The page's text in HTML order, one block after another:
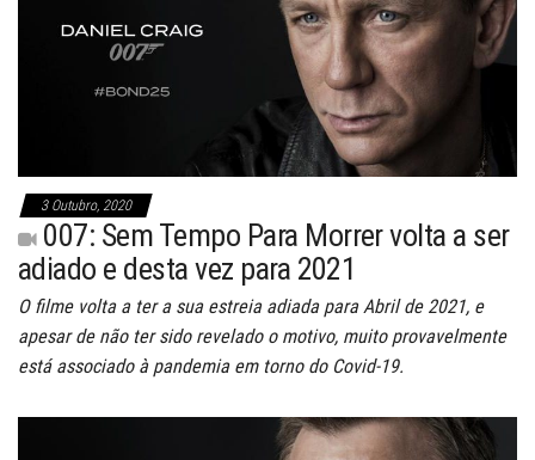
3 Outubro, 2020
007: Sem Tempo Para Morrer volta a ser
adiado e desta vez para 2021
O filme volta a ter a sua estreia adiada para Abril de 2021, e
apesar de não ter sido revelado o motivo, muito provavelmente
está associado à pandemia em torno do Covid-19.